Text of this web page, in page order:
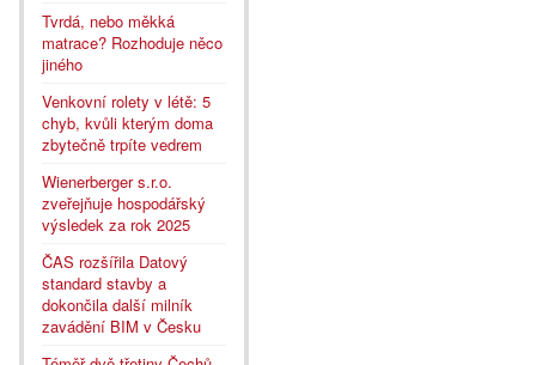
Tvrdá, nebo měkká
matrace? Rozhoduje něco
jiného
Venkovní rolety v létě: 5
chyb, kvůli kterým doma
zbytečně trpíte vedrem
Wienerberger s.r.o.
zveřejňuje hospodářský
výsledek za rok 2025
ČAS rozšířila Datový
standard stavby a
dokončila další milník
zavádění BIM v Česku